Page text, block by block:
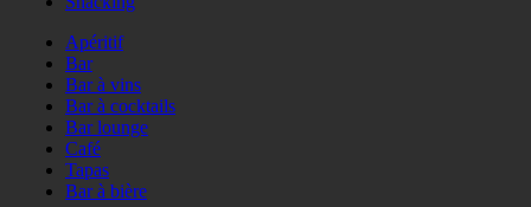
Apéritif
Bar
Bar à vins
Bar à cocktails
Bar lounge
Café
Tapas
Bar à bière